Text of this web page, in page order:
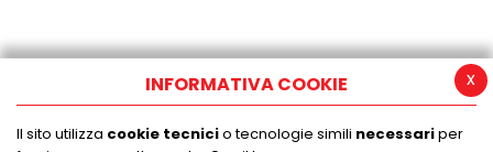
x
INFORMATIVA COOKIE
Il sito utilizza cookie tecnicio tecnologie simili necessariper